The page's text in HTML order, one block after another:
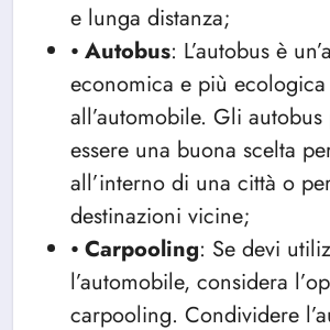
e lunga distanza;
⦁ Autobus: L’autobus è
economica e più ecologica
all’automobile. Gli autobus
essere una buona scelta
all’interno di una città o
destinazioni vicine;
⦁ Carpooling: Se devi
l’automobile, considera
carpooling. Condividere